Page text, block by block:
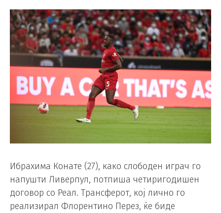
Ибрахима Конате (27), како слободен играч го
напушти Ливерпул, потпиша четиригодишен
договор со Реал. Трансферот, кој лично го
реализирал Флорентино Перез, ќе биде